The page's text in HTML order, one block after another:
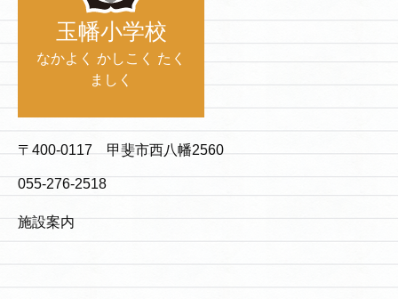
玉幡小学校
なかよく かしこく たく
ましく
〒400-0117 甲斐市西八幡2560
055-276-2518
施設案内